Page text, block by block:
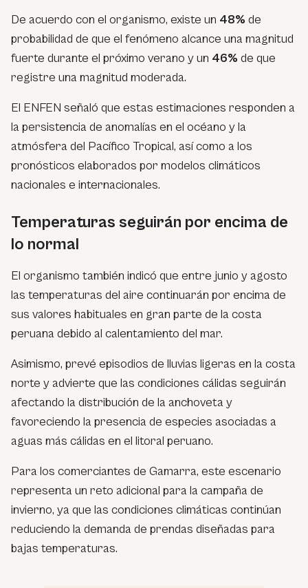
De acuerdo con el organismo, existe un 48% de
probabilidad de que el fenómeno alcance una magnitud
fuerte durante el próximo verano y un 46% de que
registre una magnitud moderada.
El ENFEN señaló que estas estimaciones responden a
la persistencia de anomalías en el océano y la
atmósfera del Pacífico Tropical, así como a los
pronósticos elaborados por modelos climáticos
nacionales e internacionales.
Temperaturas seguirán por encima de
lo normal
El organismo también indicó que entre junio y agosto
las temperaturas del aire continuarán por encima de
sus valores habituales en gran parte de la costa
peruana debido al calentamiento del mar.
Asimismo, prevé episodios de lluvias ligeras en la costa
norte y advierte que las condiciones cálidas seguirán
afectando la distribución de la anchoveta y
favoreciendo la presencia de especies asociadas a
aguas más cálidas en el litoral peruano.
Para los comerciantes de Gamarra, este escenario
representa un reto adicional para la campaña de
invierno, ya que las condiciones climáticas continúan
reduciendo la demanda de prendas diseñadas para
bajas temperaturas.